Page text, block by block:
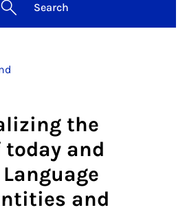
Search
the
and
and